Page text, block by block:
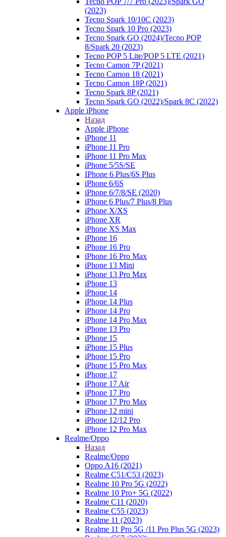
(2023)
Tecno Spark 10/10C (2023)
Tecno Spark 10 Pro (2023)
Tecno Spark GO (2024)/Tecno POP
8/Spark 20 (2023)
Tecno POP 5 Lite/POP 5 LTE (2021)
Tecno Camon 7P (2021)
Tecno Camon 18 (2021)
Tecno Camon 18P (2021)
Tecno Spark 8P (2021)
Tecno Spark GO (2022)/Spark 8C (2022)
Apple iPhone
Назад
Apple iPhone
iPhone 11
iPhone 11 Pro
iPhone 11 Pro Max
iPhone 5/5S/SE
IPhone 6 Plus/6S Plus
iPhone 6/6S
iPhone 6/7/8/SE (2020)
iPhone 6 Plus/7 Plus/8 Plus
iPhone X/XS
iPhone XR
iPhone XS Max
iPhone 16
iPhone 16 Pro
iPhone 16 Pro Max
iPhone 13 Mini
iPhone 13 Pro Max
iPhone 13
iPhone 14
iPhone 14 Plus
iPhone 14 Pro
iPhone 14 Pro Max
iPhone 13 Pro
iPhone 15
iPhone 15 Plus
iPhone 15 Pro
iPhone 15 Pro Max
iPhone 17
iPhone 17 Air
iPhone 17 Pro
iPhone 17 Pro Max
iPhone 12 mini
iPhone 12/12 Pro
iPhone 12 Pro Max
Realme/Oppo
Назад
Realme/Oppo
Oppo A16 (2021)
Realme C51/C53 (2023)
Realme 10 Pro 5G (2022)
Realme 10 Pro+ 5G (2022)
Realme C11 (2020)
Realme C55 (2023)
Realme 11 (2023)
Realme 11 Pro 5G /11 Pro Plus 5G (2023)